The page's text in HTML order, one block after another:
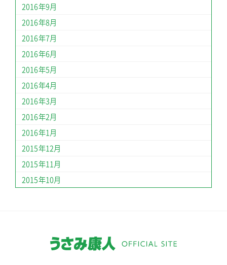
2016年9月
2016年8月
2016年7月
2016年6月
2016年5月
2016年4月
2016年3月
2016年2月
2016年1月
2015年12月
2015年11月
2015年10月